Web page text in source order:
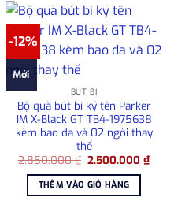
₫.
-12%
Mới
BÚT BI
Bộ quà bút bi ký tên Parker
IM X-Black GT TB4-1975638
kèm bao da và 02 ngòi thay
thế
2.850.000₫ Giá
là:
2.850.000 ₫.
2.500.000₫Giá
THÊM VÀO GIỎ HÀNG